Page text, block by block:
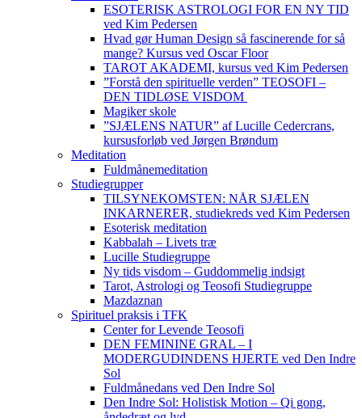
ESOTERISK ASTROLOGI FOR EN NY TID
ved Kim Pedersen
Hvad gør Human Design så fascinerende for så
mange? Kursus ved Oscar Floor
TAROT AKADEMI, kursus ved Kim Pedersen
”Forstå den spirituelle verden” TEOSOFI –
DEN TIDLØSE VISDOM
Magiker skole
”SJÆLENS NATUR” af Lucille Cedercrans,
kursusforløb ved Jørgen Brøndum
Meditation
Fuldmånemeditation
Studiegrupper
TILSYNEKOMSTEN: NÅR SJÆLEN
INKARNERER, studiekreds ved Kim Pedersen
Esoterisk meditation
Kabbalah – Livets træ
Lucille Studiegruppe
Ny tids visdom – Guddommelig indsigt
Tarot, Astrologi og Teosofi Studiegruppe
Mazdaznan
Spirituel praksis i TFK
Center for Levende Teosofi
DEN FEMININE GRAL – I
MODERGUDINDENS HJERTE ved Den Indre
Sol
Fuldmånedans ved Den Indre Sol
Den Indre Sol: Holistisk Motion – Qi gong,